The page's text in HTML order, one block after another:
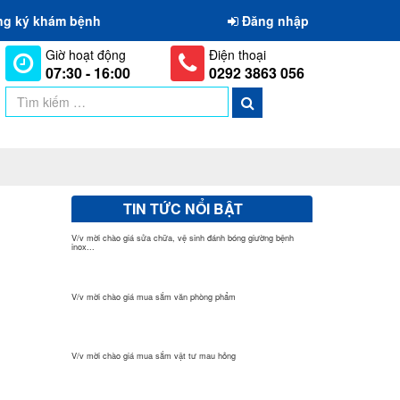
ký khám bệnh
Đăng nhập
Giờ hoạt động
07:30 - 16:00
Điện thoại
0292 3863 056
TIN TỨC NỔI BẬT
inox...